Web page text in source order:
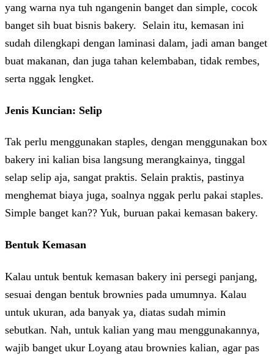
yang warna nya tuh ngangenin banget dan simple, cocok
banget sih buat bisnis bakery. Selain itu, kemasan ini
sudah dilengkapi dengan laminasi dalam, jadi aman banget
buat makanan, dan juga tahan kelembaban, tidak rembes,
serta nggak lengket.
Jenis Kuncian: Selip
Tak perlu menggunakan staples, dengan menggunakan box
bakery ini kalian bisa langsung merangkainya, tinggal
selap selip aja, sangat praktis. Selain praktis, pastinya
menghemat biaya juga, soalnya nggak perlu pakai staples.
Simple banget kan?? Yuk, buruan pakai kemasan bakery.
Bentuk Kemasan
Kalau untuk bentuk kemasan bakery ini persegi panjang,
sesuai dengan bentuk brownies pada umumnya. Kalau
untuk ukuran, ada banyak ya, diatas sudah mimin
sebutkan. Nah, untuk kalian yang mau menggunakannya,
wajib banget ukur Loyang atau brownies kalian, agar pas